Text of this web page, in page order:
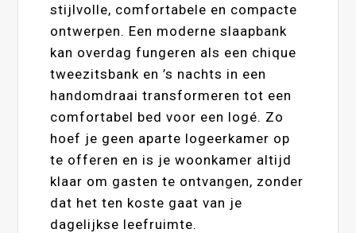
stijlvolle, comfortabele en compacte
ontwerpen. Een moderne slaapbank
kan overdag fungeren als een chique
tweezitsbank en ’s nachts in een
handomdraai transformeren tot een
comfortabel bed voor een logé. Zo
hoef je geen aparte logeerkamer op
te offeren en is je woonkamer altijd
klaar om gasten te ontvangen, zonder
dat het ten koste gaat van je
dagelijkse leefruimte.